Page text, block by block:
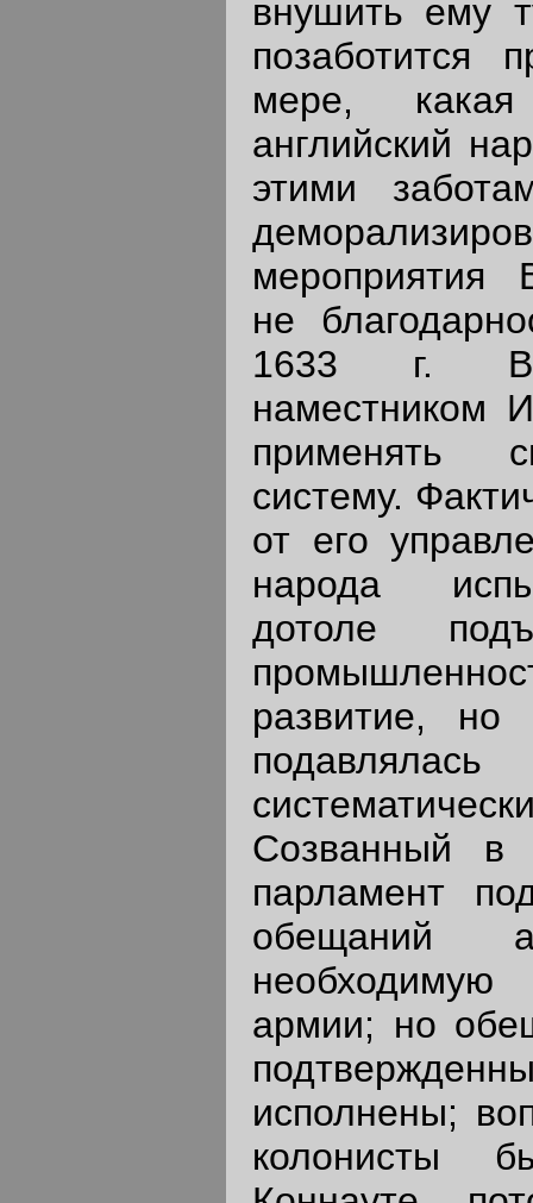
внушить ему
позаботится
мере,
английский
этими
мероприятия
не
1633 г.
наместником
применять
систему.
от его
народа
дотоле
развитие, но
Созванный в
парламент
обещаний
армии; но
исполнены;
колонисты